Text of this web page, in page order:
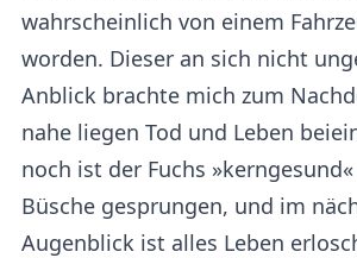
wahrscheinlich von einem
worden. Dieser an sich nicht
Anblick brachte mich zum
nahe liegen Tod und Leben
noch ist der Fuchs
Büsche gesprungen, und im
Augenblick ist alles Leben